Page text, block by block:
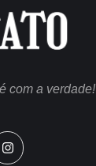
com a verdade!